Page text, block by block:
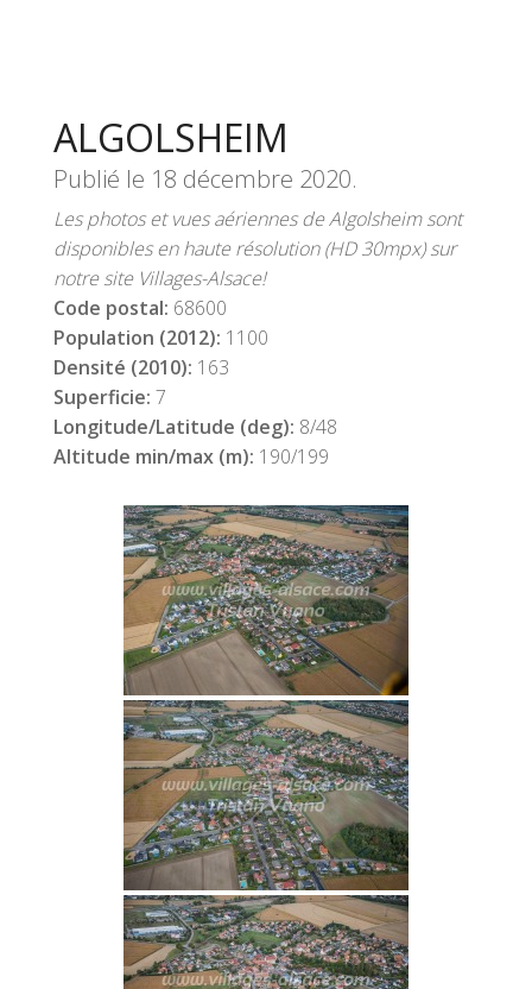
ALGOLSHEIM
Publié le 18 décembre 2020.
Les photos et vues aériennes de Algolsheim sont
disponibles en haute résolution (HD 30mpx) sur
notre site Villages-Alsace!
Code postal: 68600
Population (2012): 1100
Densité (2010): 163
Superficie: 7
Longitude/Latitude (deg): 8/48
Altitude min/max (m): 190/199